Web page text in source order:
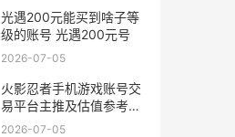
光遇200元能买到啥子等
级的账号 光遇200元号
2026-07-05
火影忍者手机游戏账号交
易平台主推及估值参考指
导 火影忍者手机游戏排行
2026-07-05